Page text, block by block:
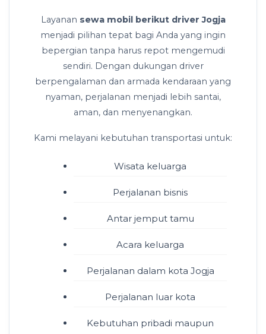
Layanan sewa mobil berikut driver Jogja
menjadi pilihan tepat bagi Anda yang ingin
bepergian tanpa harus repot mengemudi
sendiri. Dengan dukungan driver
berpengalaman dan armada kendaraan yang
nyaman, perjalanan menjadi lebih santai,
aman, dan menyenangkan.
Kami melayani kebutuhan transportasi untuk:
Wisata keluarga
Perjalanan bisnis
Antar jemput tamu
Acara keluarga
Perjalanan dalam kota Jogja
Perjalanan luar kota
Kebutuhan pribadi maupun